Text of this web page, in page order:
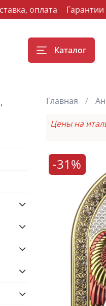
оплата Гарантии
Каталог
Главная
Цены на
-31%